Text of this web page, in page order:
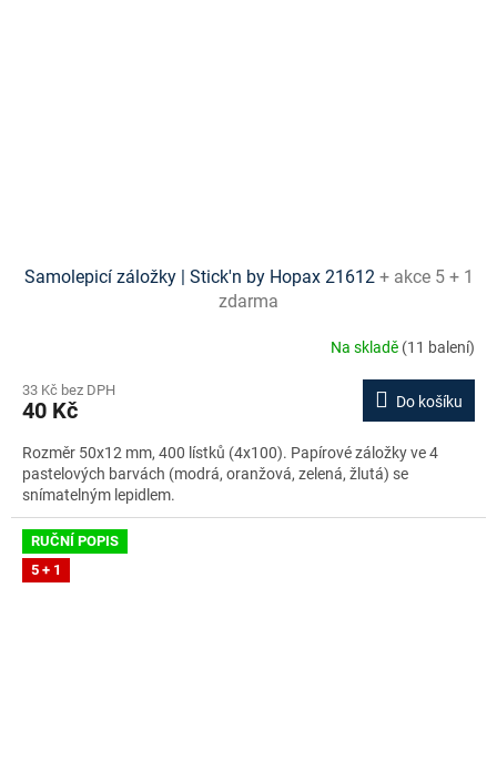
Samolepicí záložky | Stick'n by Hopax 21612 + akce 5 + 1
zdarma
Na skladě (11 balení)
33 Kč bez DPH
40 Kč Do košíku
Rozměr 50x12 mm, 400 lístků (4x100). Papírové záložky ve 4
pastelových barvách (modrá, oranžová, zelená, žlutá) se
snímatelným lepidlem.
RUČNÍ POPIS
5 + 1